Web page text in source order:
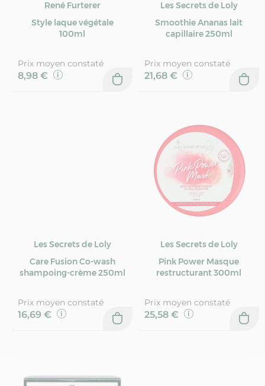
René Furterer
Style laque végétale
100ml
Prix moyen constaté
8,98 €
Les Secrets de Loly
Smoothie Ananas lait
capillaire 250ml
Prix moyen constaté
21,68 €
Les Secrets de Loly
Care Fusion Co-wash
shampoing-crème 250ml
Prix moyen constaté
16,69 €
Les Secrets de Loly
Pink Power Masque
restructurant 300ml
Prix moyen constaté
25,58 €